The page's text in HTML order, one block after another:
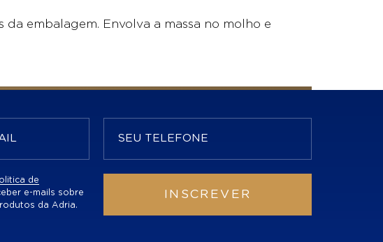
embalagem. Envolva a massa no molho e
de
e-mails sobre
da Adria.
INSCREVER